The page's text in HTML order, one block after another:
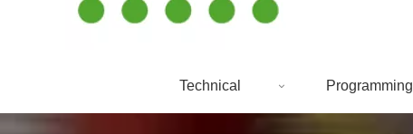
Technical Programming